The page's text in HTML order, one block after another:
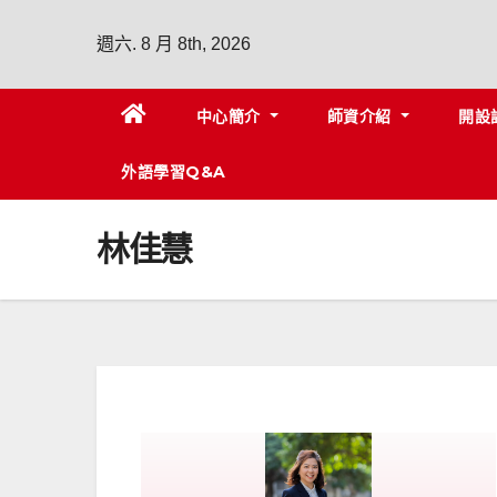
週六. 8 月 8th, 2026
中心簡介 師資介紹 開
外語學習Q&A
林佳慧